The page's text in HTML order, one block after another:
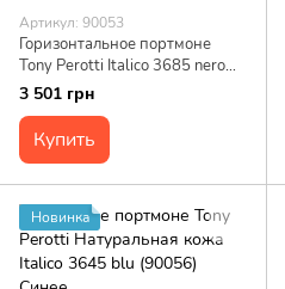
Артикул: 90053
Горизонтальное портмоне
Tony Perotti Italico 3685 nero
(90053) Черное
3 501 грн
Купить
Новинка